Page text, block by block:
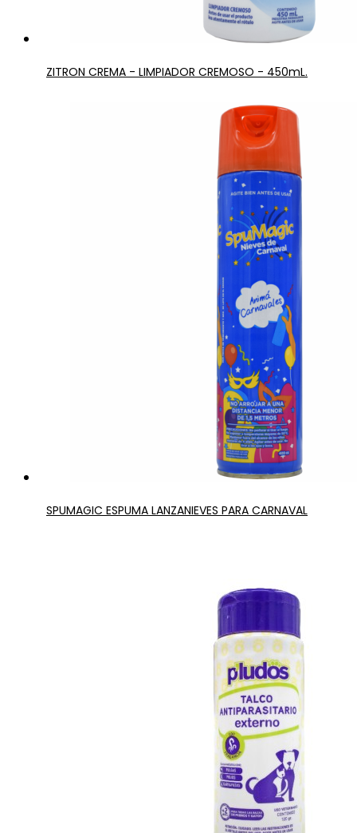
ZITRON CREMA - LIMPIADOR CREMOSO - 450mL.
SPUMAGIC ESPUMA LANZANIEVES PARA CARNAVAL